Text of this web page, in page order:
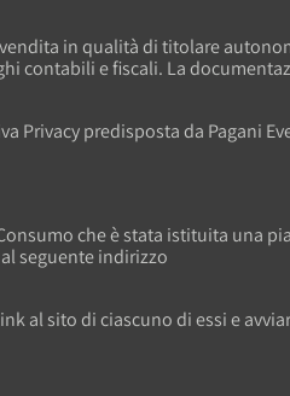
in qualità di titolare
contabili e fiscali. La
Privacy predisposta da Pagani
che è stata istituita una
seguente indirizzo
al sito di ciascuno di essi e